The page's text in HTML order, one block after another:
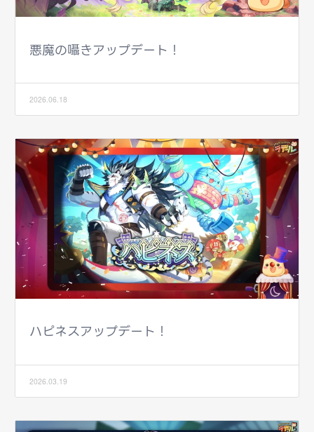
悪魔の囁きアップデート！
2026.06.18
ハピネスアップデート！
2026.03.19